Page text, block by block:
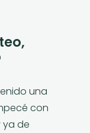
una
con
ya de